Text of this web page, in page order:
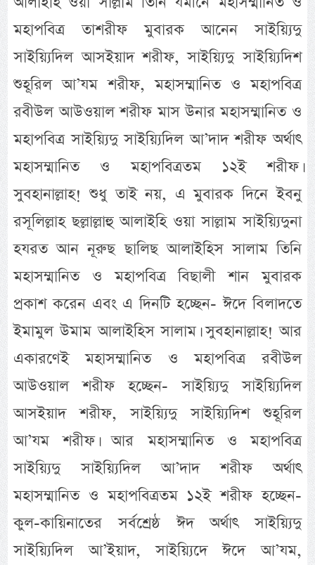
মহাপবিত্র তাশরীফ মুবারক আনেন সাইয়্যিদু
সাইয়্যিদিল আসইয়াদ শরীফ, সাইয়্যিদু সাইয়্যিদিশ
শুহূরিল আ’যম শরীফ, মহাসম্মানিত ও মহাপবিত্র
রবীউল আউওয়াল শরীফ মাস উনার মহাসম্মানিত ও
মহাপবিত্র সাইয়্যিদু সাইয়্যিদিল আ’দাদ শরীফ অর্থাৎ
মহাসম্মানিত ও মহাপবিত্রতম ১২ই শরীফ।
সুবহানাল্লাহ! শুধু তাই নয়, এ মুবারক দিনে ইবনু
রসূলিল্লাহ ছল্লাল্লাহু আলাইহি ওয়া সাল্লাম সাইয়্যিদুনা
হযরত আন নূরুছ ছালিছ আলাইহিস সালাম তিনি
মহাসম্মানিত ও মহাপবিত্র বিছালী শান মুবারক
প্রকাশ করেন এবং এ দিনটি হচ্ছেন- ঈদে বিলাদতে
ইমামুল উমাম আলাইহিস সালাম। সুবহানাল্লাহ! আর
একারণেই মহাসম্মানিত ও মহাপবিত্র রবীউল
আউওয়াল শরীফ হচ্ছেন- সাইয়্যিদু সাইয়্যিদিল
আসইয়াদ শরীফ, সাইয়্যিদু সাইয়্যিদিশ শুহূরিল
আ’যম শরীফ। আর মহাসম্মানিত ও মহাপবিত্র
সাইয়্যিদু সাইয়্যিদিল আ’দাদ শরীফ অর্থাৎ
মহাসম্মানিত ও মহাপবিত্রতম ১২ই শরীফ হচ্ছেন-
কুল-কায়িনাতের সর্বশ্রেষ্ঠ ঈদ অর্থাৎ সাইয়্যিদু
সাইয়্যিদিল আ’ইয়াদ, সাইয়্যিদে ঈদে আ’যম,